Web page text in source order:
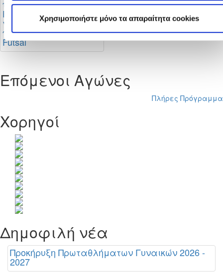
Χρησιμοποιήστε μόνο τα απαραίτητα cookies
Έναρξη εγγραφών
για νέους διαιτητές
ποδοσφαίρου και
Futsal
Επόμενοι Αγώνες
Πλήρες Πρόγραμμα
Χορηγοί
Δημοφιλή νέα
Προκήρυξη Πρωταθλήματων Γυναικών 2026 -
2027